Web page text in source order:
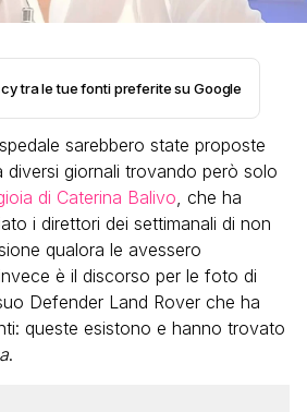
tra le tue fonti preferite su Google
sarebbero state proposte
diversi giornali trovando però solo
di Caterina Balivo, che ha
i direttori dei settimanali di non
qualora le avessero
è il discorso per le foto di
Defender Land Rover che ha
queste esistono e hanno trovato
.